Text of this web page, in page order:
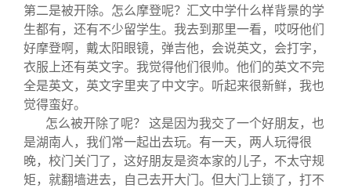
第二是被开除。怎么摩登呢？汇文中学什么样背景的学
生都有，还有不少留学生。我去到那里一看，哎呀他们
好摩登啊，戴太阳眼镜，弹吉他，会说英文，会打字，
衣服上还有英文字。我觉得他们很帅。他们的英文不完
全是英文，英文字里夹了中文字。听起来很新鲜，我也
觉得蛮好。
怎么被开除了呢？ 这是因为我交了一个好朋友，也
是湖南人，我们常一起出去玩。有一天，两人玩得很
晚，校门关门了，这好朋友是资本家的儿子，不太守规
矩，就翻墙进去，自己去开大门。但大门上锁了，打不